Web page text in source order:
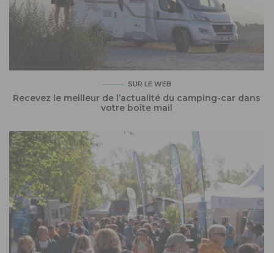
SUR LE WEB
Recevez le meilleur de l’actualité du camping-car dans
votre boîte mail